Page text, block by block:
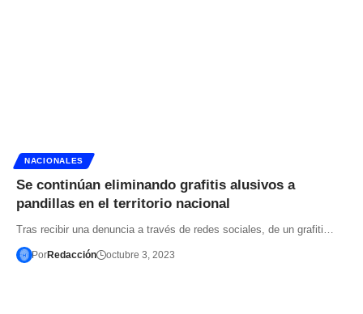
NACIONALES
Se continúan eliminando grafitis alusivos a
pandillas en el territorio nacional
Tras recibir una denuncia a través de redes sociales, de un grafiti…
PorRedacción octubre 3, 2023